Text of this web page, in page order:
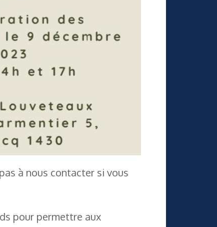
à nous contacter si vous
pour permettre aux